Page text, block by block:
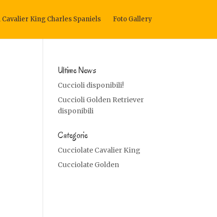
King Charles Spaniels Foto Gallery
Ultime News
Cuccioli disponibili!
Cuccioli Golden Retriever
disponibili
Categorie
Cucciolate Cavalier King
Cucciolate Golden